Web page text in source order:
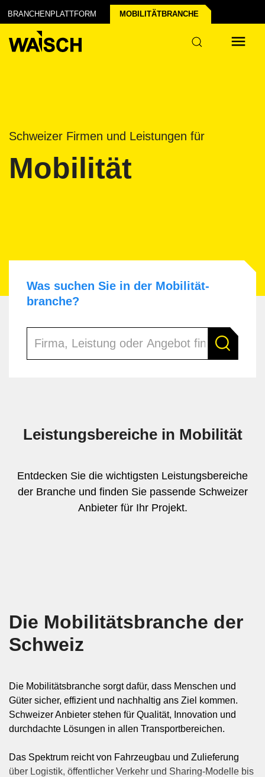
BRANCHENPLATTFORM MOBILITÄT­BRANCHE
Schweizer Firmen und Leistungen für
Mobilität
Was suchen Sie in der Mobilität­
branche?
Leistungsbereiche in Mobilität
Entdecken Sie die wichtigsten Leistungsbereiche
der Branche und finden Sie passende Schweizer
Anbieter für Ihr Projekt.
Die Mobilitätsbranche der
Schweiz
Die Mobilitätsbranche sorgt dafür, dass Menschen und
Güter sicher, effizient und nachhaltig ans Ziel kommen.
Schweizer Anbieter stehen für Qualität, Innovation und
durchdachte Lösungen in allen Transportbereichen.
Das Spektrum reicht von Fahrzeugbau und Zulieferung
über Logistik, öffentlicher Verkehr und Sharing-Modelle bis